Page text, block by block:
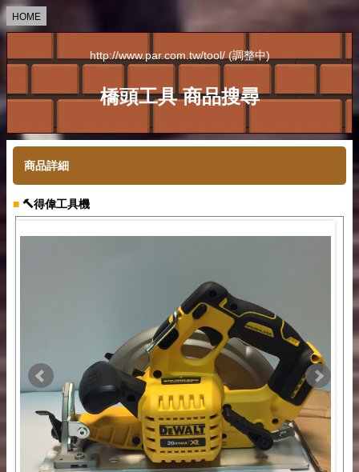
HOME
http://www.par.com.tw/tool/ (調整中)
橋頭工具 商品搜尋
商品詳細
■ 🔨得偉工具機